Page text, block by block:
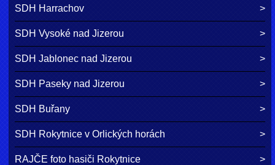
SDH Harrachov
SDH Vysoké nad Jizerou
SDH Jablonec nad Jizerou
SDH Paseky nad Jizerou
SDH Buřany
SDH Rokytnice v Orlických horách
RAJČE foto hasiči Rokytnice